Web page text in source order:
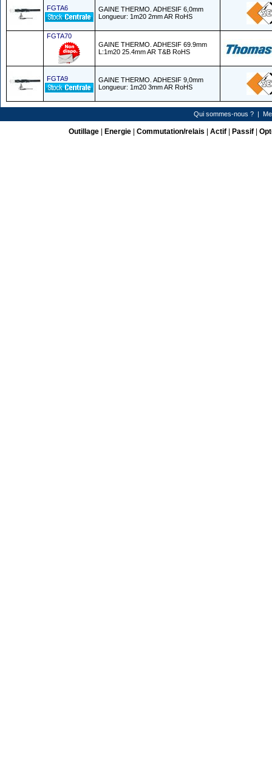
FGTA6
GAINE THERMO. ADHESIF 6,0mm
Longueur: 1m20 2mm AR RoHS
FGTA70
GAINE THERMO. ADHESIF 69.9mm
L:1m20 25.4mm AR T&B RoHS
FGTA9
GAINE THERMO. ADHESIF 9,0mm
Longueur: 1m20 3mm AR RoHS
Qui sommes-nous ? |
Outillage| Energie| Commutation/relais Actif| Passif|